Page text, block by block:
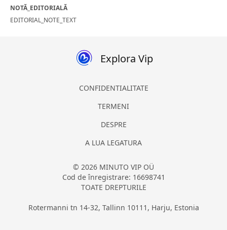
NOTĂ_EDITORIALĂ
EDITORIAL_NOTE_TEXT
Explora Vip
CONFIDENTIALITATE
TERMENI
DESPRE
A LUA LEGATURA
© 2026 MINUTO VIP OÜ
Cod de înregistrare: 16698741
TOATE DREPTURILE
Rotermanni tn 14-32, Tallinn 10111, Harju, Estonia